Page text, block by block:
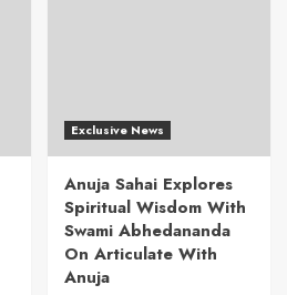
Exclusive News
Anuja Sahai Explores
Spiritual Wisdom With
Swami Abhedananda
On Articulate With
Anuja